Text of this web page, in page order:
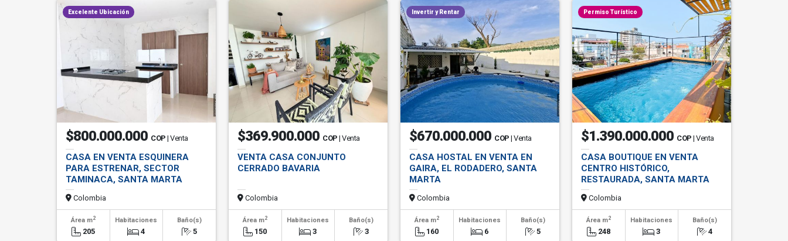
Excelente Ubicación
$800.000.000 COP | Venta
CASA EN VENTA ESQUINERA
PARA ESTRENAR, SECTOR
TAMINACA, SANTA MARTA
Colombia
Área m2
205
Habitaciones
4
Baño(s)
5
$369.900.000 COP | Venta
VENTA CASA CONJUNTO
CERRADO BAVARIA
Colombia
Área m2
150
Habitaciones
3
Baño(s)
3
Invertir y Rentar
$670.000.000 COP | Venta
CASA HOSTAL EN VENTA EN
GAIRA, EL RODADERO, SANTA
MARTA
Colombia
Área m2
160
Habitaciones
6
Baño(s)
5
Permiso Turístico
$1.390.000.000 COP | Venta
CASA BOUTIQUE EN VENTA
CENTRO HISTÓRICO,
RESTAURADA, SANTA MARTA
Colombia
Área m2
248
Habitaciones
3
Baño(s)
4